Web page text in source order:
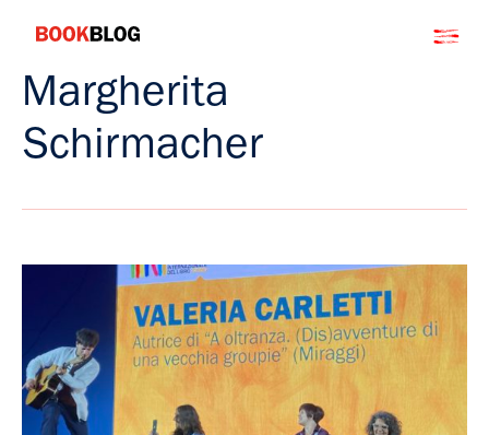
contenuto
Bookblog
Margherita
Schirmacher